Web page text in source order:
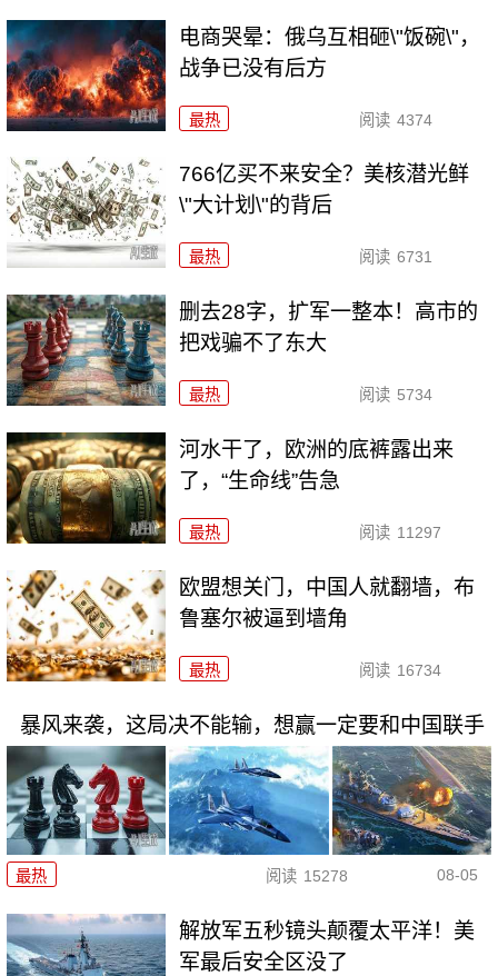
电商哭晕：俄乌互相砸\"饭碗\"，
战争已没有后方
最热 阅读 4374
766亿买不来安全？美核潜光鲜
\"大计划\"的背后
最热 阅读 6731
删去28字，扩军一整本！高市的
把戏骗不了东大
最热 阅读 5734
河水干了，欧洲的底裤露出来
了，“生命线”告急
最热 阅读 11297
欧盟想关门，中国人就翻墙，布
鲁塞尔被逼到墙角
最热 阅读 16734
暴风来袭，这局决不能输，想赢一定要和中国联手
最热 阅读 15278 08-05
解放军五秒镜头颠覆太平洋！美
军最后安全区没了